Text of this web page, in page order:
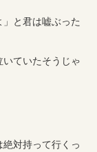
と君は嘘ぶった
ていたそうじゃ
絶対持って行くっ